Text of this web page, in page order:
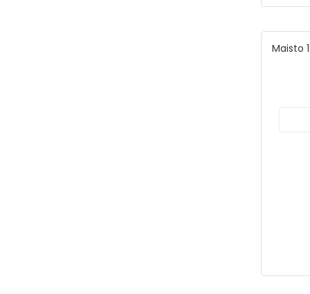
Maisto